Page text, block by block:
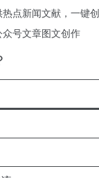
点新闻文献，一键
号文章图文创作